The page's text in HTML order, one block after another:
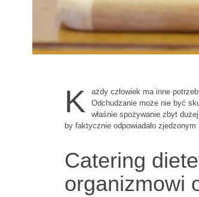
K
ażdy człowiek ma inne
Odchudzanie może nie być
właśnie spożywanie zbyt
by faktycznie odpowiadało zjedzonym
Catering
organizmowi